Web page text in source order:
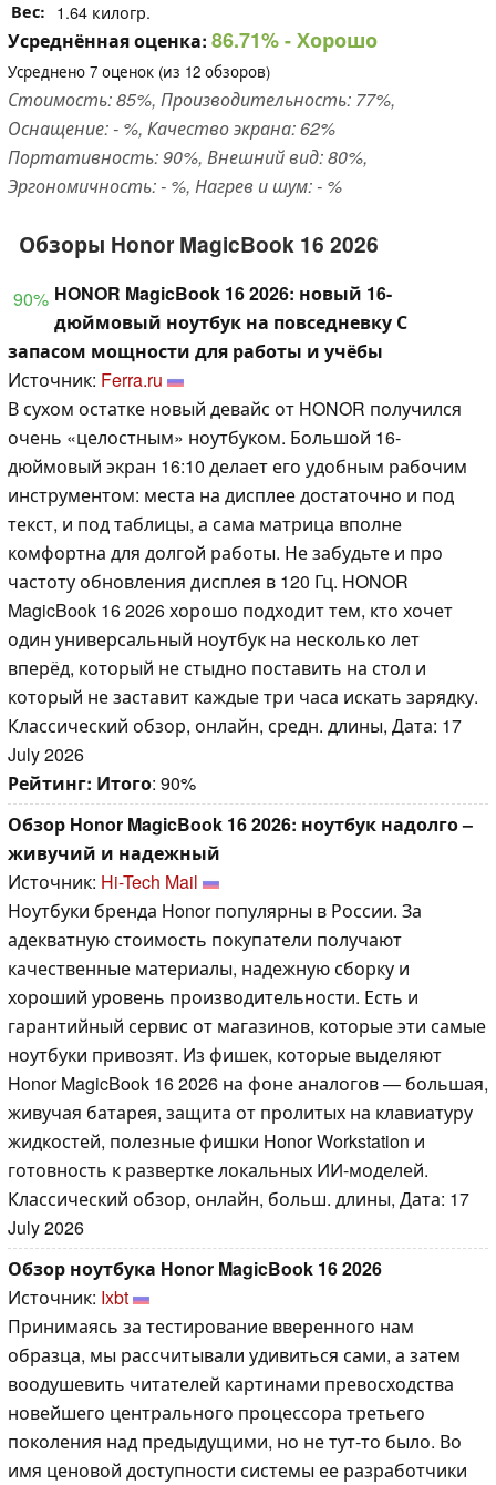
Вес 1.64 килогр.
Усреднённая оценка: 86.71%- Хорошо
Усреднено 7 оценок (из 12 обзоров)
Стоимость: 85%, Производительность: 77%,
Оснащение: - %, Качество экрана: 62%
Портативность: 90%, Внешний вид: 80%,
Эргономичность: - %, Нагрев и шум: - %
Обзоры Honor MagicBook 16 2026
90% HONOR MagicBook 16 2026: новый 16-
дюймовый ноутбук на повседневку С
запасом мощности для работы и учёбы
Источник: Ferra.ru
В сухом остатке новый девайс от HONOR получился
очень «целостным» ноутбуком. Большой 16-
дюймовый экран 16:10 делает его удобным рабочим
инструментом: места на дисплее достаточно и под
текст, и под таблицы, а сама матрица вполне
комфортна для долгой работы. Не забудьте и про
частоту обновления дисплея в 120 Гц. HONOR
MagicBook 16 2026 хорошо подходит тем, кто хочет
один универсальный ноутбук на несколько лет
вперёд, который не стыдно поставить на стол и
который не заставит каждые три часа искать зарядку.
Классический обзор, онлайн, средн. длины, Дата: 17
July 2026
Рейтинг: Итого: 90%
Обзор Honor MagicBook 16 2026: ноутбук надолго –
живучий и надежный
Источник: Hi-Tech Mail
Ноутбуки бренда Honor популярны в России. За
адекватную стоимость покупатели получают
качественные материалы, надежную сборку и
хороший уровень производительности. Есть и
гарантийный сервис от магазинов, которые эти самые
ноутбуки привозят. Из фишек, которые выделяют
Honor MagicBook 16 2026 на фоне аналогов — большая,
живучая батарея, защита от пролитых на клавиатуру
жидкостей, полезные фишки Honor Workstation и
готовность к развертке локальных ИИ-моделей.
Классический обзор, онлайн, больш. длины, Дата: 17
July 2026
Обзор ноутбука Honor MagicBook 16 2026
Источник: Ixbt
Принимаясь за тестирование вверенного нам
образца, мы рассчитывали удивиться сами, а затем
воодушевить читателей картинами превосходства
новейшего центрального процессора третьего
поколения над предыдущими, но не тут-то было. Во
имя ценовой доступности системы ее разработчики